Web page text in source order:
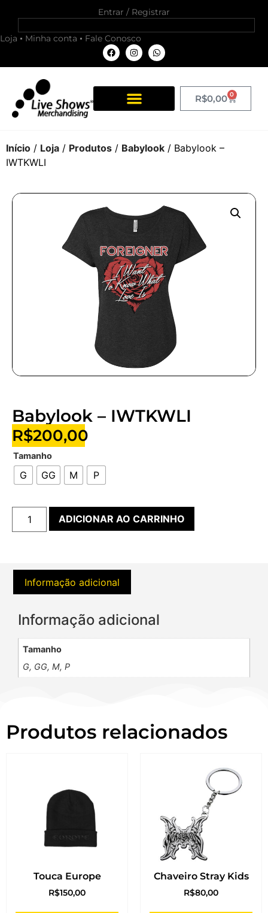
Entrar / Registrar
Loja Minha conta Fale Conosco
R$0,00 0
Início / Loja / Produtos / Babylook / Babylook –
IWTKWLI
Babylook – IWTKWLI
R$200,00
Tamanho
G GG M P
ADICIONAR AO CARRINHO
Informação adicional
Informação adicional
Tamanho
G, GG, M, P
Produtos relacionados
Touca Europe
R$150,00
Chaveiro Stray Kids
R$80,00